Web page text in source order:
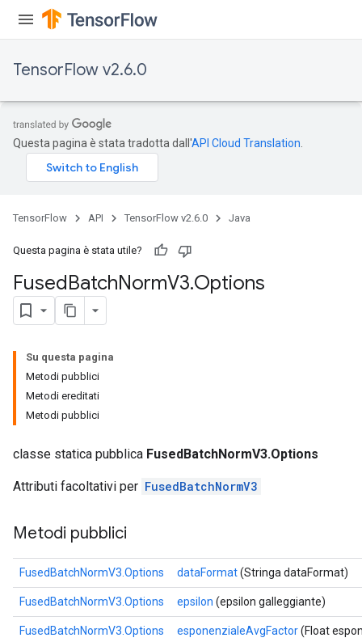
TensorFlow v2.6.0
Questa pagina è stata tradotta dall'API Cloud Translation
TensorFlow API TensorFlow v2.6.0 Java
Questa pagina è stata utile?
FusedBatchNormV3.Options
Su questa pagina
Metodi pubblici
Metodi ereditati
Metodi pubblici
classe statica pubblica FusedBatchNormV3.Options
Attributi facoltativi per FusedBatchNormV3
Metodi pubblici
FusedBatchNormV3.Options dataFormat(Stringa dataFormat)
FusedBatchNormV3.Options epsilon (epsilon galleggiante)
FusedBatchNormV3.Options esponenzialeAvgFactor(Float